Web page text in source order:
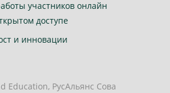
участников онлайн
доступе
и инновации
Education, РусАльянс Сова